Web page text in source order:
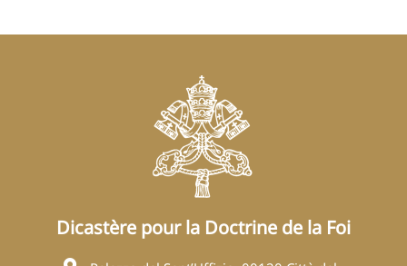
Dicastère pour la Doctrine de la Foi